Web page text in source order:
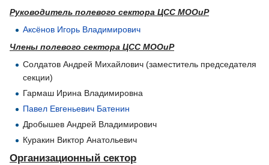
Руководитель полевого сектора ЦСС МООиР
Аксёнов Игорь Владимирович
Члены полевого сектора ЦСС МООиР
Солдатов Андрей Михайлович (заместитель председателя
секции)
Гармаш Ирина Владимировна
Павел Евгеньевич Батенин
Дробышев Андрей Владимирович
Куракин Виктор Анатольевич
Организационный сектор